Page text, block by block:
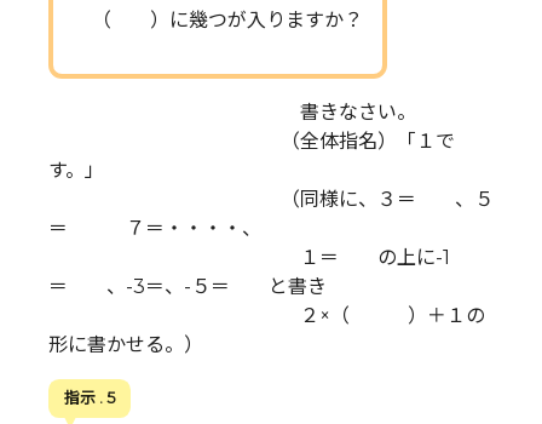
（ ）に幾つが入りますか？
書きなさい。
（全体指名）「１で
す。」
（同様に、３＝ 、５
＝ ７＝・・・・、
１＝ の上に-1
＝ 、-3＝、-５＝ と書き
２×（ ）＋１の
形に書かせる。）
指示 . 5